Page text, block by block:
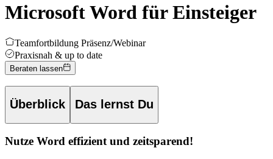
Microsoft Word für Einsteiger
Teamfortbildung Präsenz/Webinar
Praxisnah & up to date
Beraten lassen
Überblick Das lernst Du
Nutze Word effizient und zeitsparend!